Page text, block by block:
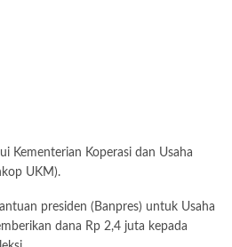
Kementerian Koperasi dan Usaha
UKM).
presiden (Banpres) untuk Usaha
dana Rp 2,4 juta kepada